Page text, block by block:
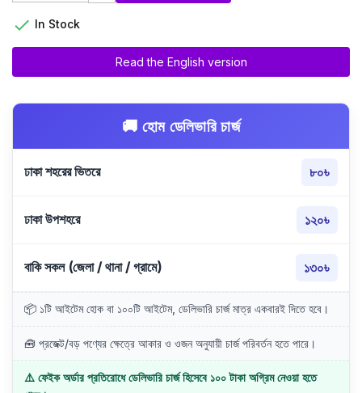
 In Stock
Read the English version
🚚 হোম ডেলিভারি চার্জ
ঢাকা শহরের ভিতরে ৮০৳
ঢাকা উপশহরে ১২০৳
বাকি সকল (জেলা / থানা / গ্রামে) ১৩০৳
📦 ১টি আইটেম হোক বা ১০০টি আইটেম, ডেলিভারি চার্জ মাত্র একবারই দিতে হবে।
🧰 প্রজেক্ট/বড় পণ্যের ক্ষেত্রে আকার ও ওজন অনুযায়ী চার্জ পরিবর্তন হতে পারে।
⚠️ ফেইক অর্ডার প্রতিরোধে ডেলিভারি চার্জ হিসেবে ১০০ টাকা অগ্রিম নেওয়া হতে